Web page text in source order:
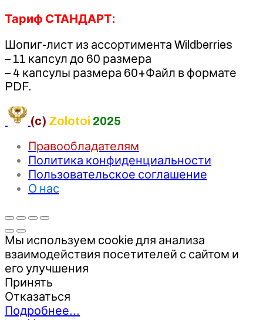
Тариф СТАНДАРТ:
Шопиг-лист из ассортимента Wildberries
– 11 капсул до 60 размера
– 4 капсулы размера 60+Файл в формате
PDF.
(c) Zolotoi 2025
Правообладателям
Политика конфиденциальности
Пользовательское соглашение
О нас
Мы используем cookie для анализа
взаимодействия посетителей с сайтом и
его улучшения
Принять
Отказаться
Подробнее…